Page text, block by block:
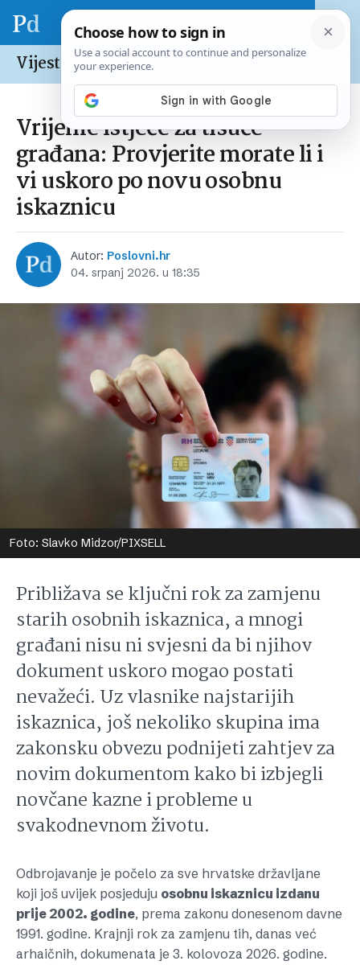
Vijesti /Hrvatska
Vrijeme istječe za tisuće
građana: Provjerite morate li i
vi uskoro po novu osobnu
iskaznicu
Autor: Poslovni.hr
04. srpanj 2026. u 18:35
Foto: Slavko Midzor/PIXSELL
Približava se ključni rok za zamjenu
starih osobnih iskaznica, a mnogi
građani nisu ni svjesni da bi njihov
dokument uskoro mogao postati
nevažeći. Uz vlasnike najstarijih
iskaznica, još nekoliko skupina ima
zakonsku obvezu podnijeti zahtjev za
novim dokumentom kako bi izbjegli
novčane kazne i probleme u
svakodnevnom životu.
Odbrojavanje je počelo za sve hrvatske državljane
koji još uvijek posjeduju osobnu iskaznicu izdanu
prije 2002. godine, prema zakonu donesenom davne
1991. godine. Krajnji rok za zamjenu tih, danas već
arhaičnih, dokumenata je 3. kolovoza 2026. godine.